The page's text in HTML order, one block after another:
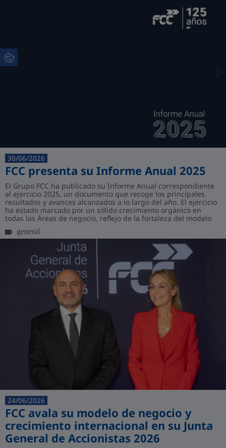
30/06/2026
FCC presenta su Informe Anual 2025
El Grupo FCC ha publicado su Informe Anual correspondiente
al ejercicio 2025, un documento que recoge los principales
resultados y avances alcanzados a lo largo del año. El ejercicio
ha estado marcado por un sólido crecimiento orgánico en
todas las Áreas de negocio, reflejo de la fortaleza del modelo
de gestión del Gr...
general
24/06/2026
FCC avala su modelo de negocio y
crecimiento internacional en su Junta
General de Accionistas 2026